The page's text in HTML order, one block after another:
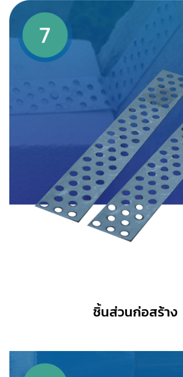
ชิ้นส่วนก่อสร้าง